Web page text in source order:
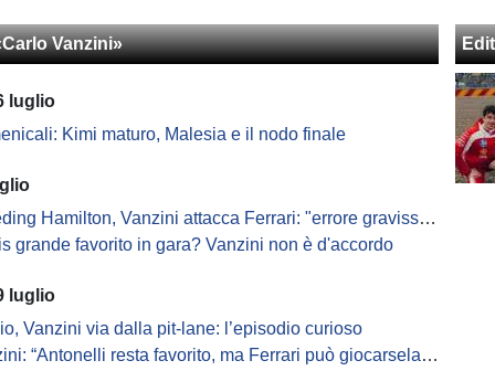
Vanzini»
luglio
Kimi maturo, Malesia e il nodo finale
Hamilton, Vanzini attacca Ferrari: "errore gravissimo nella lotta al Mondiale"
grande favorito in gara? Vanzini non è d'accordo
luglio
Vanzini via dalla pit-lane: l’episodio curioso
resta favorito, ma Ferrari può giocarsela weekend dopo weekend”